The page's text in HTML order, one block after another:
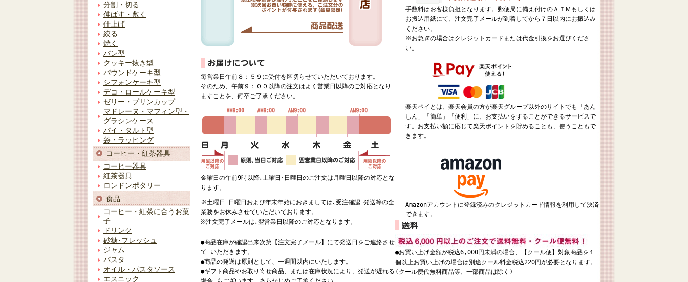
分割・切る
伸ばす・敷く
仕上げ
絞る
焼く
パン型
クッキー抜き型
パウンドケーキ型
シフォンケーキ型
デコ・ロールケーキ型
ゼリー・プリンカップ
マドレーヌ・マフィン型・
グラシンケース
パイ・タルト型
袋・ラッピング
コーヒー・紅茶器具
コーヒー器具
紅茶器具
ロンドンポタリー
食品
コーヒー・紅茶に合うお菓
子
ドリンク
砂糖･フレッシュ
ジャム
パスタ
オイル・パスタソース
エスニック
毎営業日午前８：５９に受付を区切らせていただいております。
そのため、午前９：００以降の注文はよく営業日以降のご対応となり
ますことを、何卒ご了承ください。
金曜日の午前9時以降､土曜日･日曜日のご注文は月曜日以降の対応とな
ります。
※土曜日･日曜日および年末年始におきましては､受注確認･発送等の全
業務をお休みさせていただいております。
※注文完了メールは､翌営業日以降のご対応となります。
●商品在庫が確認出来次第【注文完了メール】にて発送日をご連絡させ
て いただきます。
●商品の発送は原則として、一週間以内にいたします。
●ギフト商品やお取り寄せ商品、または在庫状況により、発送が遅れる
手数料はお客様負担となります。郵便局に備え付けのＡＴＭもしくは
お振込用紙にて、注文完了メールが到着してから７日以内にお振込み
ください。
※お急ぎの場合はクレジットカードまたは代金引換をお選びくださ
い。
楽天ペイとは、楽天会員の方が楽天グループ以外のサイトでも「あん
しん」「簡単」「便利」に、お支払いをすることができるサービスで
す。お支払い額に応じて楽天ポイントを貯めることも、使うこともで
きます。
Amazonアカウントに登録済みのクレジットカード情報を利用して決済
できます。
●お買い上げ金額が税込6,000円未満の場合、【クール便】対象商品を１
個以上お買い上げの場合は別途クール料金税込220円が必要となります。
(クール便代無料商品等、一部商品は除く)